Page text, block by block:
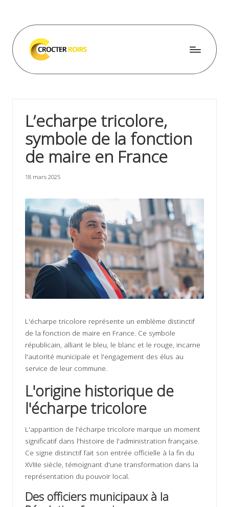
content
C
c
t
e
r
r
o
ir
s
L’echarpe tricolore,
symbole de la fonction
de maire en France
18 mars 2025
L'écharpe tricolore représente un emblème distinctif
de la fonction de maire en France. Ce symbole
républicain, alliant le bleu, le blanc et le rouge, incarne
l'autorité municipale et l'engagement des élus au
service de leur commune.
L'origine historique de
l'écharpe tricolore
L'apparition de l'écharpe tricolore marque un moment
significatif dans l'histoire de l'administration française.
Ce signe distinctif fait son entrée officielle à la fin du
XVIIIe siècle, témoignant d'une transformation dans la
représentation du pouvoir local.
Des officiers municipaux à la